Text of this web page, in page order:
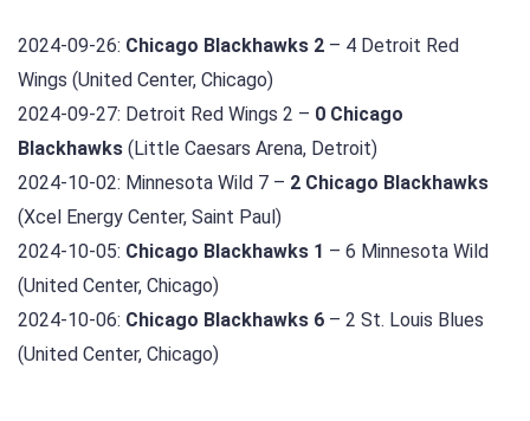
2024-09-26: Chicago Blackhawks 2 – 4 Detroit Red
Wings (United Center, Chicago)
2024-09-27: Detroit Red Wings 2 – 0 Chicago
Blackhawks (Little Caesars Arena, Detroit)
2024-10-02: Minnesota Wild 7 – 2 Chicago Blackhawks
(Xcel Energy Center, Saint Paul)
2024-10-05: Chicago Blackhawks 1 – 6 Minnesota Wild
(United Center, Chicago)
2024-10-06: Chicago Blackhawks 6 – 2 St. Louis Blues
(United Center, Chicago)